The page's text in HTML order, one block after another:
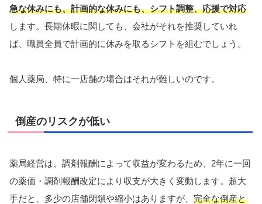
急な休みにも、計画的な休みにも、シフト調整、応援で対応
します。長期休暇に関しても、会社がそれを推奨していれ
ば、職員全員で計画的に休みを取るシフトを組むでしょう。
個人薬局、特に一店舗の場合はそれが難しいのです。
倒産のリスクが低い
薬局経営は、調剤報酬によって収益が変わるため、2年に一回
の薬価・調剤報酬改定により収支が大きく変動します。超大
手だと、多少の店舗閉鎖や縮小はありますが、 完全な倒産と